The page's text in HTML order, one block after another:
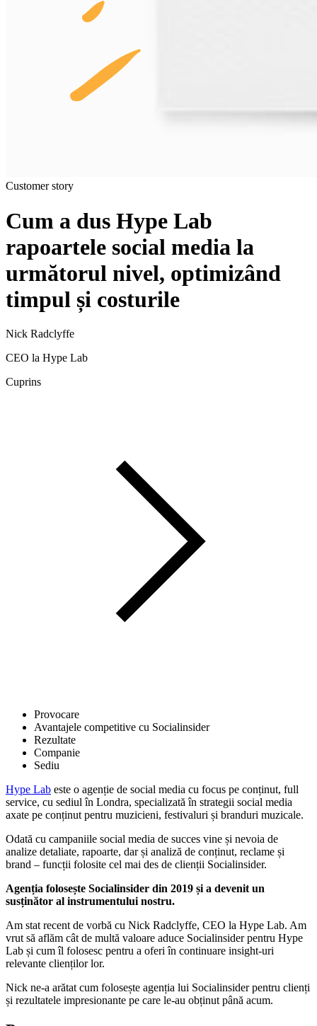
Customer story
Cum a dus Hype Lab
rapoartele social media la
următorul nivel, optimizând
timpul și costurile
Nick Radclyffe
CEO la Hype Lab
Cuprins
Provocare
Avantajele competitive cu Socialinsider
Rezultate
Companie
Sediu
Hype Lab este o agenție de social media cu focus pe conținut, full
service, cu sediul în Londra, specializată în strategii social media
axate pe conținut pentru muzicieni, festivaluri și branduri muzicale.
Odată cu campaniile social media de succes vine și nevoia de
analize detaliate, rapoarte, dar și analiză de conținut, reclame și
brand – funcții folosite cel mai des de clienții Socialinsider.
Agenția folosește Socialinsider din 2019 și a devenit un
susținător al instrumentului nostru.
Am stat recent de vorbă cu Nick Radclyffe, CEO la Hype Lab. Am
vrut să aflăm cât de multă valoare aduce Socialinsider pentru Hype
Lab și cum îl folosesc pentru a oferi în continuare insight-uri
relevante clienților lor.
Nick ne-a arătat cum folosește agenția lui Socialinsider pentru clienți
și rezultatele impresionante pe care le-au obținut până acum.